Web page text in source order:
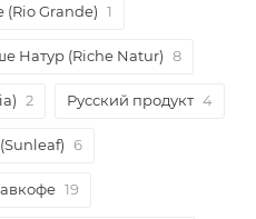
(Rio Grande) 1
Натур (Riche Natur) 8
2 Русский продукт 4
6
19